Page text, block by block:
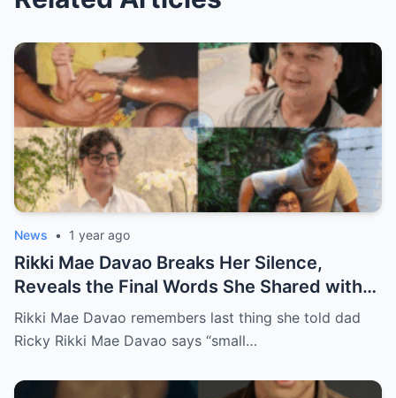
News • 1 year ago
Rikki Mae Davao Breaks Her Silence,
Reveals the Final Words She Shared with
Her Father Ricky Davao Before His Passing
— A Tearful Memory That Continues to
Message Behind Their Last Conversation
Rikki Mae Davao remembers last thing she told dad
Ricky Rikki Mae Davao says “small…